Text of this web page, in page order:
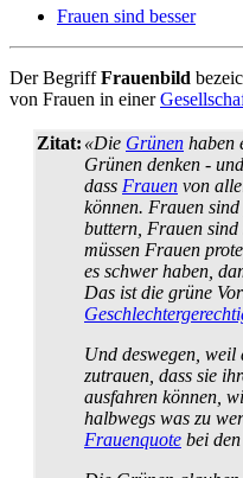
Frauen sind besser
Der BegriffFrauenbild
von Frauen in einer
Zitat: «Die Grünen haben
Grünen denken -
dass Frauen von
können. Frauen
buttern, Frauen sind
müssen Frauen
es schwer haben,
Das ist die grüne
Und deswegen,
zutrauen, dass sie
ausfahren können,
halbwegs was zu
Frauenquote bei